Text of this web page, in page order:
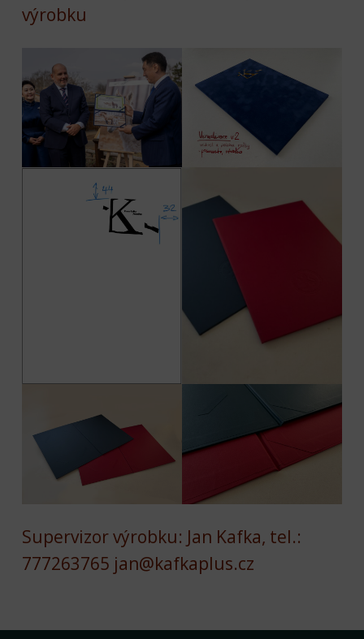
výrobku
Supervizor výrobku: Jan Kafka, tel.:
777263765 jan@kafkaplus.cz